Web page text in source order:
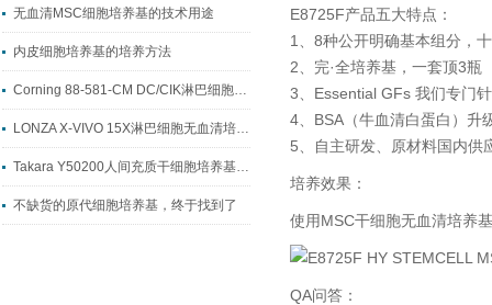
无血清MSC细胞培养基的技术用途
内皮细胞培养基的培养方法
Corning 88-581-CM DC/CIK淋巴细胞无血清培养基
LONZA X-VIVO 15X淋巴细胞无血清培养基
Takara Y50200人间充质干细胞培养基 *啦！！
不缺货的原代细胞培养基，终于找到了
E8725F产品五大特点：
1、8种公开明确基本组分，
2、完·全培养基，一套顶3
3、Essential GFs 我们专门
4、BSA（牛血清白蛋白）升
5、自主研发、原材料国内供
培养效果：
使用MSC干细胞无血清培养
QA问答：